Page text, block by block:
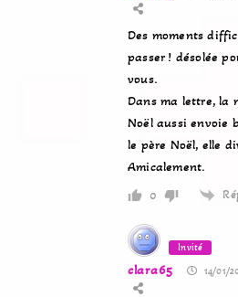
Des moments
passer ! désolée
vous.
Dans ma lettre, la
Noël aussi envoie
le père Noël, elle
Amicalement.
0
Invité
clara65 14/01/